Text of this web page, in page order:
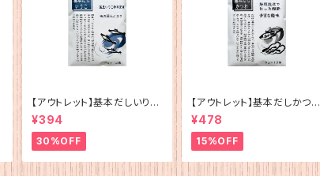
【アウトレット】基本だしいりこ
（5g×12）
¥394
30%OFF
【アウトレット】基本だしかつお
（5g×12）
¥478
15%OFF